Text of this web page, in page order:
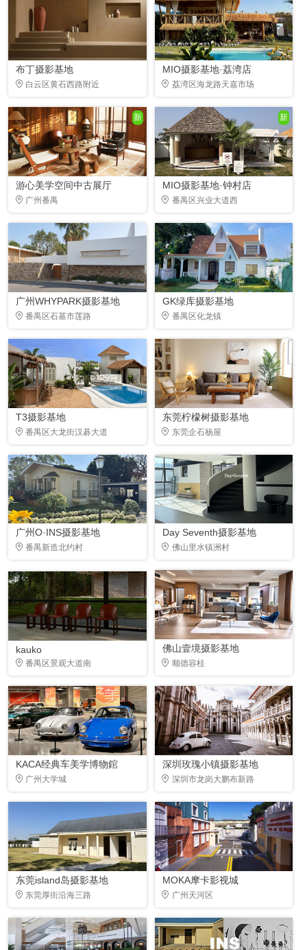
布丁摄影基地
白云区黄石西路附近
MIO摄影基地·荔湾店
荔湾区海龙路天嘉市场
新
游心美学空间中古展厅
广州番禺
新
MIO摄影基地·钟村店
番禺区兴业大道西
广州WHYPARK摄影基地
番禺区石基市莲路
GK绿库摄影基地
番禺区化龙镇
T3摄影基地
番禺区大龙街汉碁大道
东莞柠檬树摄影基地
东莞企石杨屋
广州O·INS摄影基地
番禺新造北约村
Day Seventh摄影基地
佛山里水镇洲村
kauko
番禺区景观大道南
佛山壹境摄影基地
顺德容桂
KACA经典车美学博物錧
广州大学城
深圳玫瑰小镇摄影基地
深圳市龙岗大鹏布新路
东莞island岛摄影基地
东莞厚街沿海三路
MOKA摩卡影视城
广州天河区